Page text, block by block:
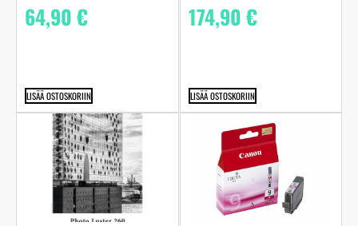
64,90€
LISÄÄ OSTOSKORIIN
174,90€
LISÄÄ OSTOSKORIIN